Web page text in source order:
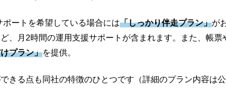
ートを希望している場合には「しっかり伴走プラン」が
、月2時間の運用支援サポートが含まれます。また、帳票
プラン」を提供。
きる点も同社の特徴のひとつです（詳細のプラン内容は